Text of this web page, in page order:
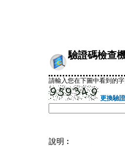
驗證碼檢查
請輸入您在下圖中看到的
更換驗
說明︰